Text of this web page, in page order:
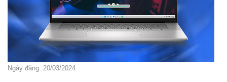
Ngày đăng: 20/03/2024